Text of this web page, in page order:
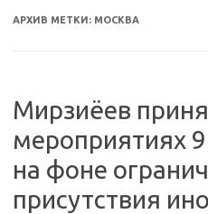
АРХИВ МЕТКИ: МОСКВА
Мирзиёев
мероприятиях
на фоне
присутствия